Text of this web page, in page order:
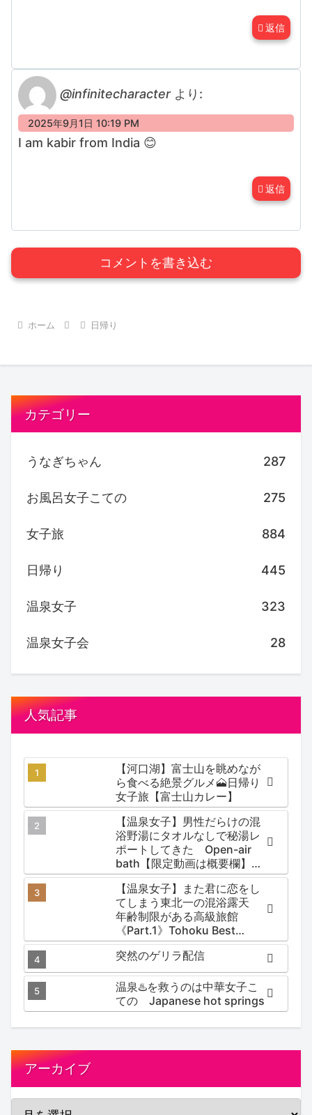
返信
@infinitecharacter より:
2025年9月1日 10:19 PM
I am kabir from India 😊
返信
コメントを書き込む
ホーム 日帰り
カテゴリー
うなぎちゃん 287
お風呂女子こての 275
女子旅 884
日帰り 445
温泉女子 323
温泉女子会 28
人気記事
【河口湖】富士山を眺めなが
ら食べる絶景グルメ🗻日帰り
女子旅【富士山カレー】
【温泉女子】男性だらけの混
浴野湯にタオルなしで秘湯レ
ポートしてきた Open-air
bath【限定動画は概要欄】尻
焼温泉郷 川の湯
【温泉女子】また君に恋をし
てしまう東北一の混浴露天
年齢制限がある高級旅館
《Part.1》Tohoku Best
Secret hotspring #japan
#koteno
突然のゲリラ配信
温泉♨️を救うのは中華女子こ
ての Japanese hot springs
アーカイブ